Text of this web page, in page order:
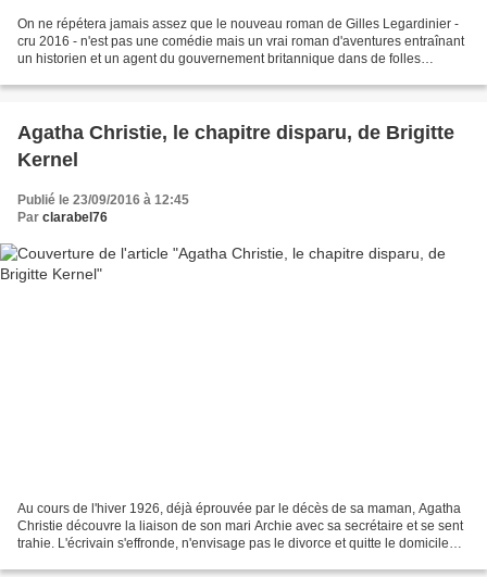
On ne répétera jamais assez que le nouveau roman de Gilles Legardinier -
cru 2016 - n'est pas une comédie mais un vrai roman d'aventures entraînant
un historien et un agent du gouvernement britannique dans de folles
Agatha Christie, le chapitre disparu, de Brigitte
Kernel
Publié le 23/09/2016 à 12:45
Par clarabel76
Au cours de l'hiver 1926, déjà éprouvée par le décès de sa maman, Agatha
Christie découvre la liaison de son mari Archie avec sa secrétaire et se sent
trahie. L'écrivain s'effronde, n'envisage pas le divorce et quitte le domicile